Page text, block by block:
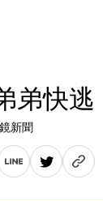
弟快
鏡新聞